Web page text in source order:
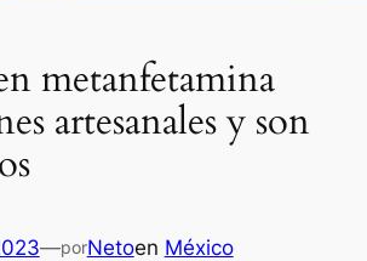
metanfetamina
artesanales y son
—porNetoen México